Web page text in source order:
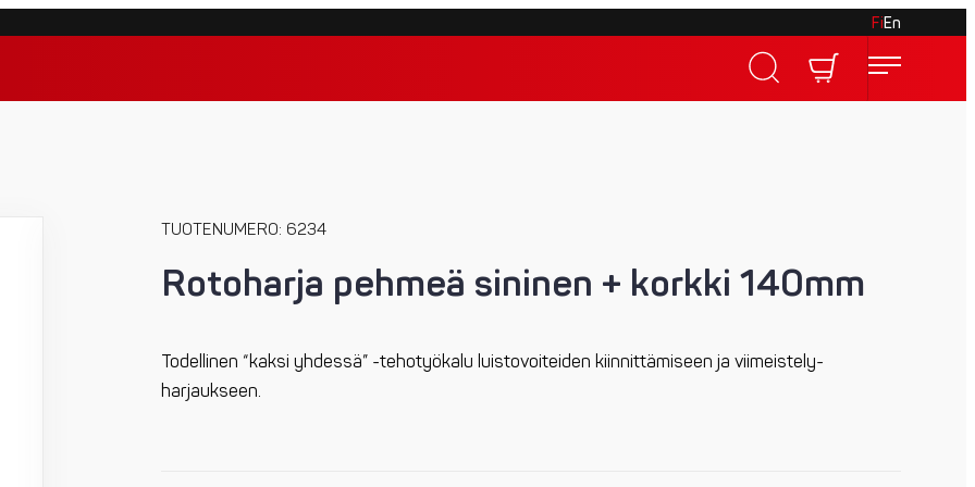
FiEn
TUOTENUMERO: 6234
Rotoharja pehmeä sininen + korkki 140mm
Todellinen “kaksi yhdessä” -tehotyökalu luistovoiteiden kiinnittämiseen ja viimeis­tely­
harjaukseen.